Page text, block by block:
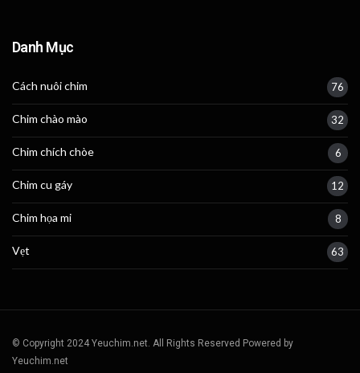
Danh Mục
Cách nuôi chim 76
Chim chào mào 32
Chim chích chòe 6
Chim cu gáy 12
Chim họa mi 8
Vẹt 63
© Copyright 2024 Yeuchim.net. All Rights Reserved Powered by
Yeuchim.net